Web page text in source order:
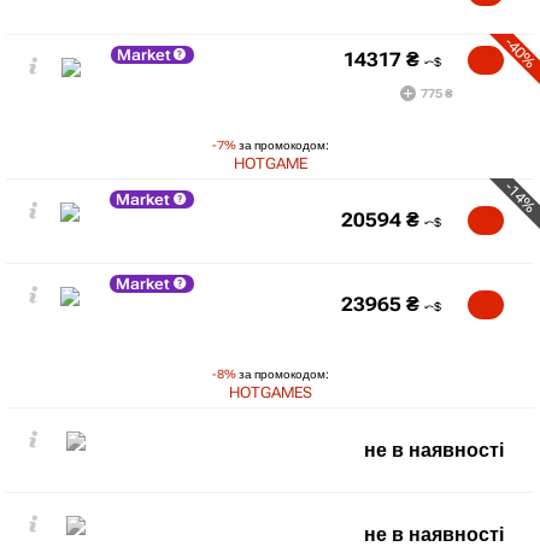
Market
-7%за промокодом:
HOTGAME
-40%
14317 ₴
775 ₴
Market -14%
20594 ₴
Market
-8%за промокодом:
HOTGAMES
23965 ₴
не в наявності
не в наявності